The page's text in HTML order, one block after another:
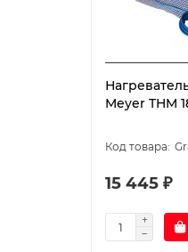
Meyer THM
15 445 ₽